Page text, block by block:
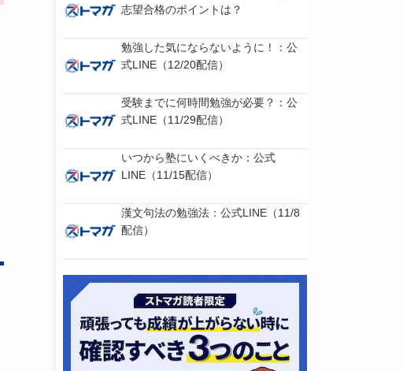
志望合格のポイントは？
勉強した気にならないように！：公
式LINE（12/20配信）
受験までに何時間勉強が必要？：公
式LINE（11/29配信）
いつから塾にいくべきか：公式
LINE（11/15配信）
漢文句法の勉強法：公式LINE（11/8
配信）